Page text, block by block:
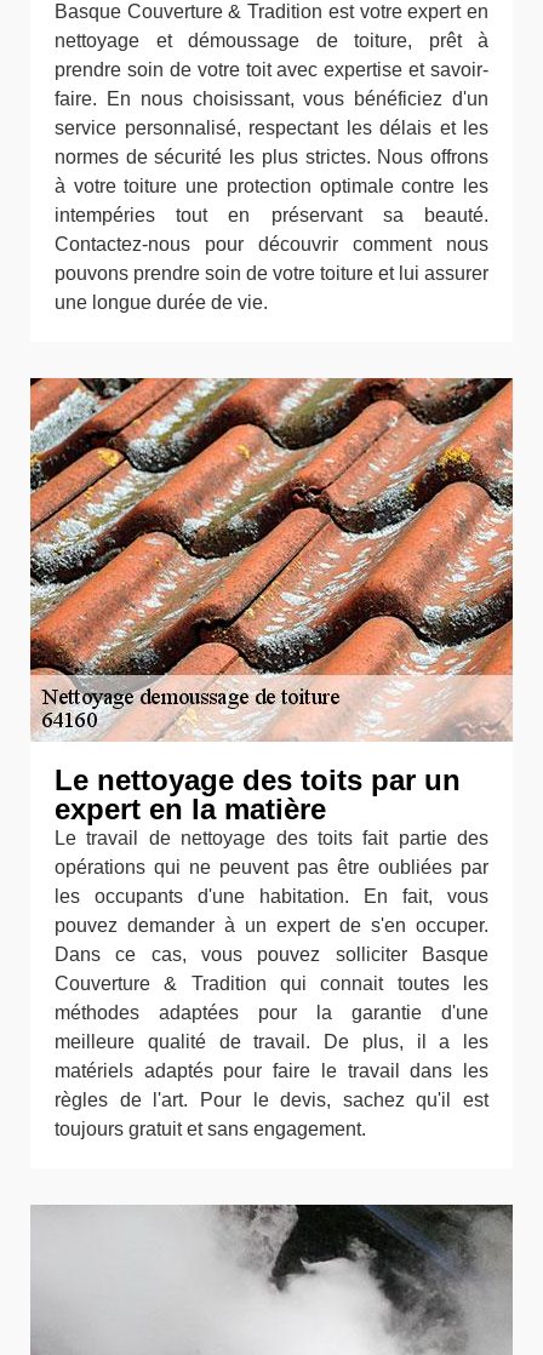
Basque Couverture & Tradition est votre expert en
nettoyage et démoussage de toiture, prêt à
prendre soin de votre toit avec expertise et savoir-
faire. En nous choisissant, vous bénéficiez d'un
service personnalisé, respectant les délais et les
normes de sécurité les plus strictes. Nous offrons
à votre toiture une protection optimale contre les
intempéries tout en préservant sa beauté.
Contactez-nous pour découvrir comment nous
pouvons prendre soin de votre toiture et lui assurer
une longue durée de vie.
Le nettoyage des toits par un
expert en la matière
Le travail de nettoyage des toits fait partie des
opérations qui ne peuvent pas être oubliées par
les occupants d'une habitation. En fait, vous
pouvez demander à un expert de s'en occuper.
Dans ce cas, vous pouvez solliciter Basque
Couverture & Tradition qui connait toutes les
méthodes adaptées pour la garantie d'une
meilleure qualité de travail. De plus, il a les
matériels adaptés pour faire le travail dans les
règles de l'art. Pour le devis, sachez qu'il est
toujours gratuit et sans engagement.